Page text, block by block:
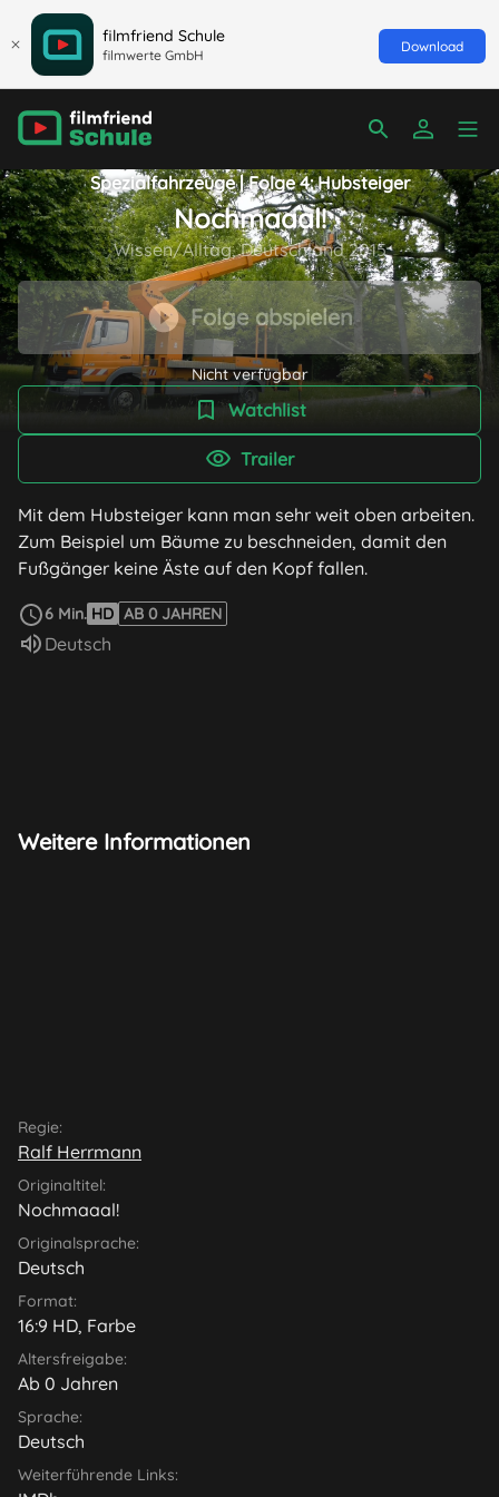
filmfriend Schule
filmwerte GmbH
Download
Spezialfahrzeuge | Folge 4: Hubsteiger
Nochmaaal!
Wissen/Alltag, Deutschland 2015
Folge abspielen
Nicht verfügbar
Watchlist
Trailer
Mit dem Hubsteiger kann man sehr weit oben arbeiten.
Zum Beispiel um Bäume zu beschneiden, damit den
Fußgänger keine Äste auf den Kopf fallen.
6 Min. HD AB 0 JAHREN
Sprache:
Deutsch
Weitere Informationen
Regie:
Ralf Herrmann
Originaltitel:
Nochmaaal!
Originalsprache:
Deutsch
Format:
16:9 HD, Farbe
Altersfreigabe:
Ab 0 Jahren
Sprache:
Deutsch
Weiterführende Links: